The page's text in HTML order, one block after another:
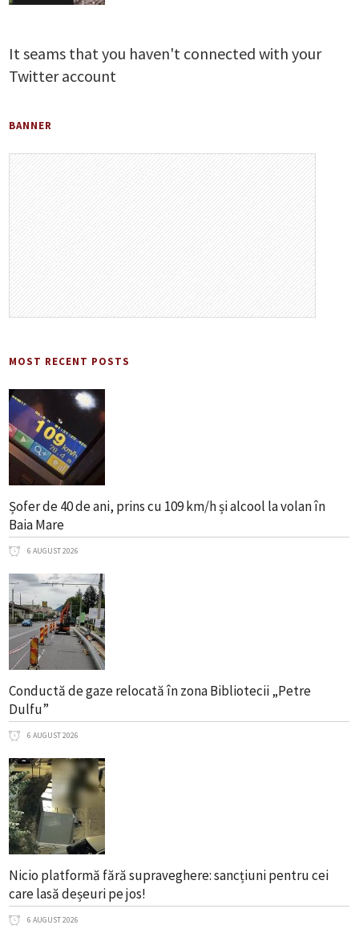
It seams that you haven't connected with your
Twitter account
BANNER
MOST RECENT POSTS
Șofer de 40 de ani, prins cu 109 km/h și alcool la volan în
Baia Mare
6 AUGUST 2026
Conductă de gaze relocată în zona Bibliotecii „Petre
Dulfu”
6 AUGUST 2026
Nicio platformă fără supraveghere: sancțiuni pentru cei
care lasă deșeuri pe jos!
6 AUGUST 2026